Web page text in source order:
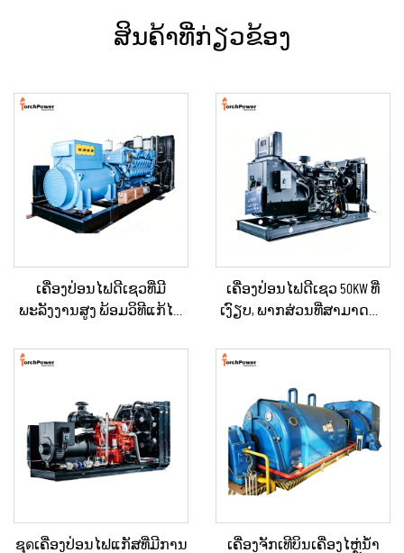
ສິນຄ້າທີ່ກ່ຽວຂ້ອງ
ເຄື່ອງປ່ອນໄຟດີເຊວທີ່ມີ
ພະລັງງານສູງ ພ້ອມວິທີແກ້ໄຂ
ການຂຸດຄົ້ນບໍ່ແຮ່ / ການຜະລິດ
ເຄື່ອງປ່ອນໄຟດີເຊວ 50KW ທີ່
ເງົຽບ, ພາກສ່ວນທີ່ສາມາດນຳ
ກໍ່ສ້າງພາຍນອກ ແລະ ການ
ຊุดເຄື່ອງປ່ອນໄຟແກັສທີ່ມີການ
ເຄື່ອງຈັກເທີບິນເຄື່ອງໄຫຼ່ນ້ຳ